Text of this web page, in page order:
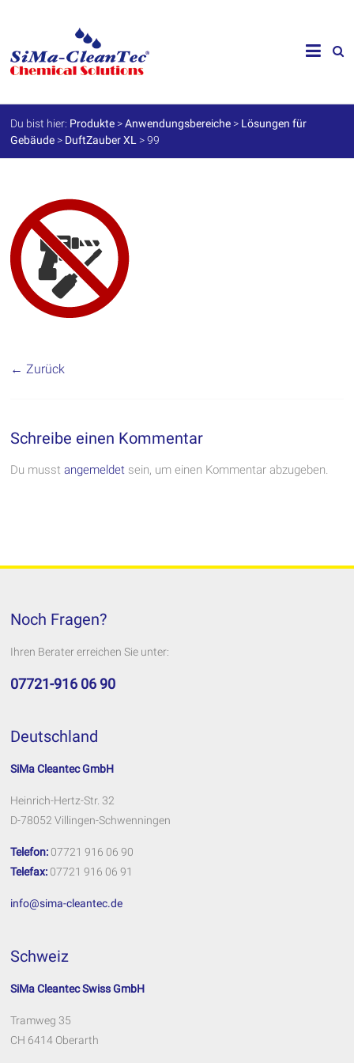
SiMa-
Cleantec
GmbH
Spezialprodukte
für
Werterhalt
Du bist hier: Produkte >Anwendungsbereiche > Lösungen für
Gebäude > DuftZauber XL >99
← Zurück
Schreibe einen Kommentar
Du musstangemeldet sein, um einen Kommentar abzugeben.
Noch Fragen?
Ihren Berater erreichen Sie unter:
07721-916 06 90
Deutschland
SiMa Cleantec GmbH
Heinrich-Hertz-Str. 32
D-78052 Villingen-Schwenningen
Telefon: 07721 916 06 90
Telefax: 07721 916 06 91
info@sima-cleantec.de
Schweiz
SiMa Cleantec Swiss GmbH
Tramweg 35
CH 6414 Oberarth